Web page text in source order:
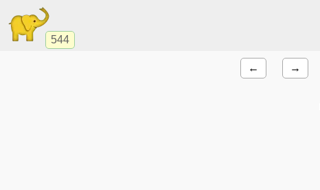
544
← →